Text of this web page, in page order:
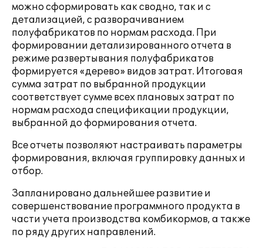
можно сформировать как сводно, так и с
детализацией, с разворачиванием
полуфабрикатов по нормам расхода. При
формировании детализированного отчета в
режиме развертывания полуфабрикатов
формируется «дерево» видов затрат. Итоговая
сумма затрат по выбранной продукции
соответствует сумме всех плановых затрат по
нормам расхода спецификации продукции,
выбранной до формирования отчета.
Все отчеты позволяют настраивать параметры
формирования, включая группировку данных и
отбор.
Запланировано дальнейшее развитие и
совершенствование программного продукта в
части учета производства комбикормов, а также
по ряду других направлений.